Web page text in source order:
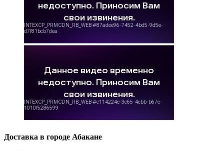
Доставка в городе Абакане